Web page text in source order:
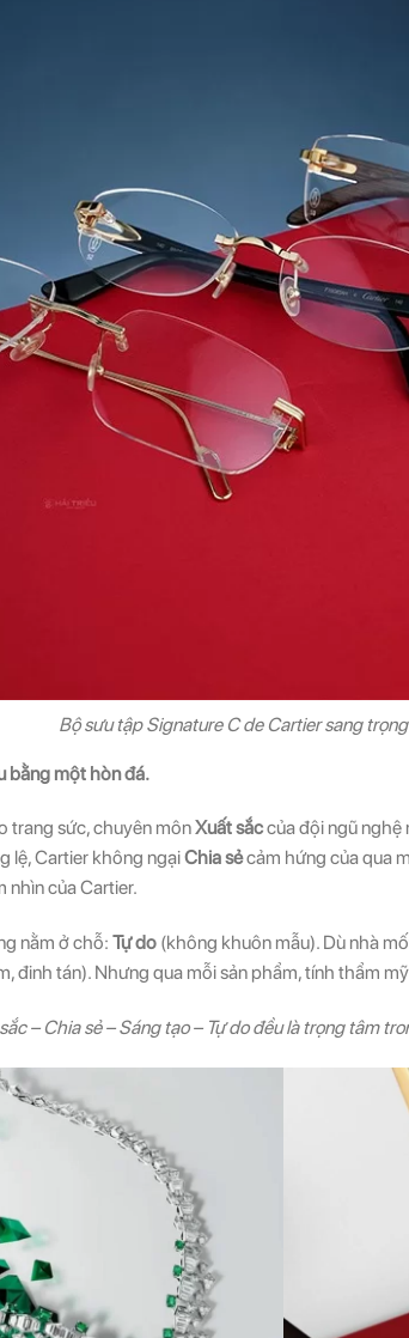
Bộ sưu tập Signature C de Cartier sang
bằng một hòn đá.
trang sức, chuyên mônXuất sắccủa đội ngũ nghệ
lệ, Cartier không ngạiChia sẻcảm hứng của qua
nhìn của Cartier.
nằm ở chỗ: Tự do (không khuôn mẫu). Dù nhà
đinh tán). Nhưng qua mỗi sản phẩm, tính thẩm
– Chia sẻ – Sáng tạo – Tự do đều là trọng tâm